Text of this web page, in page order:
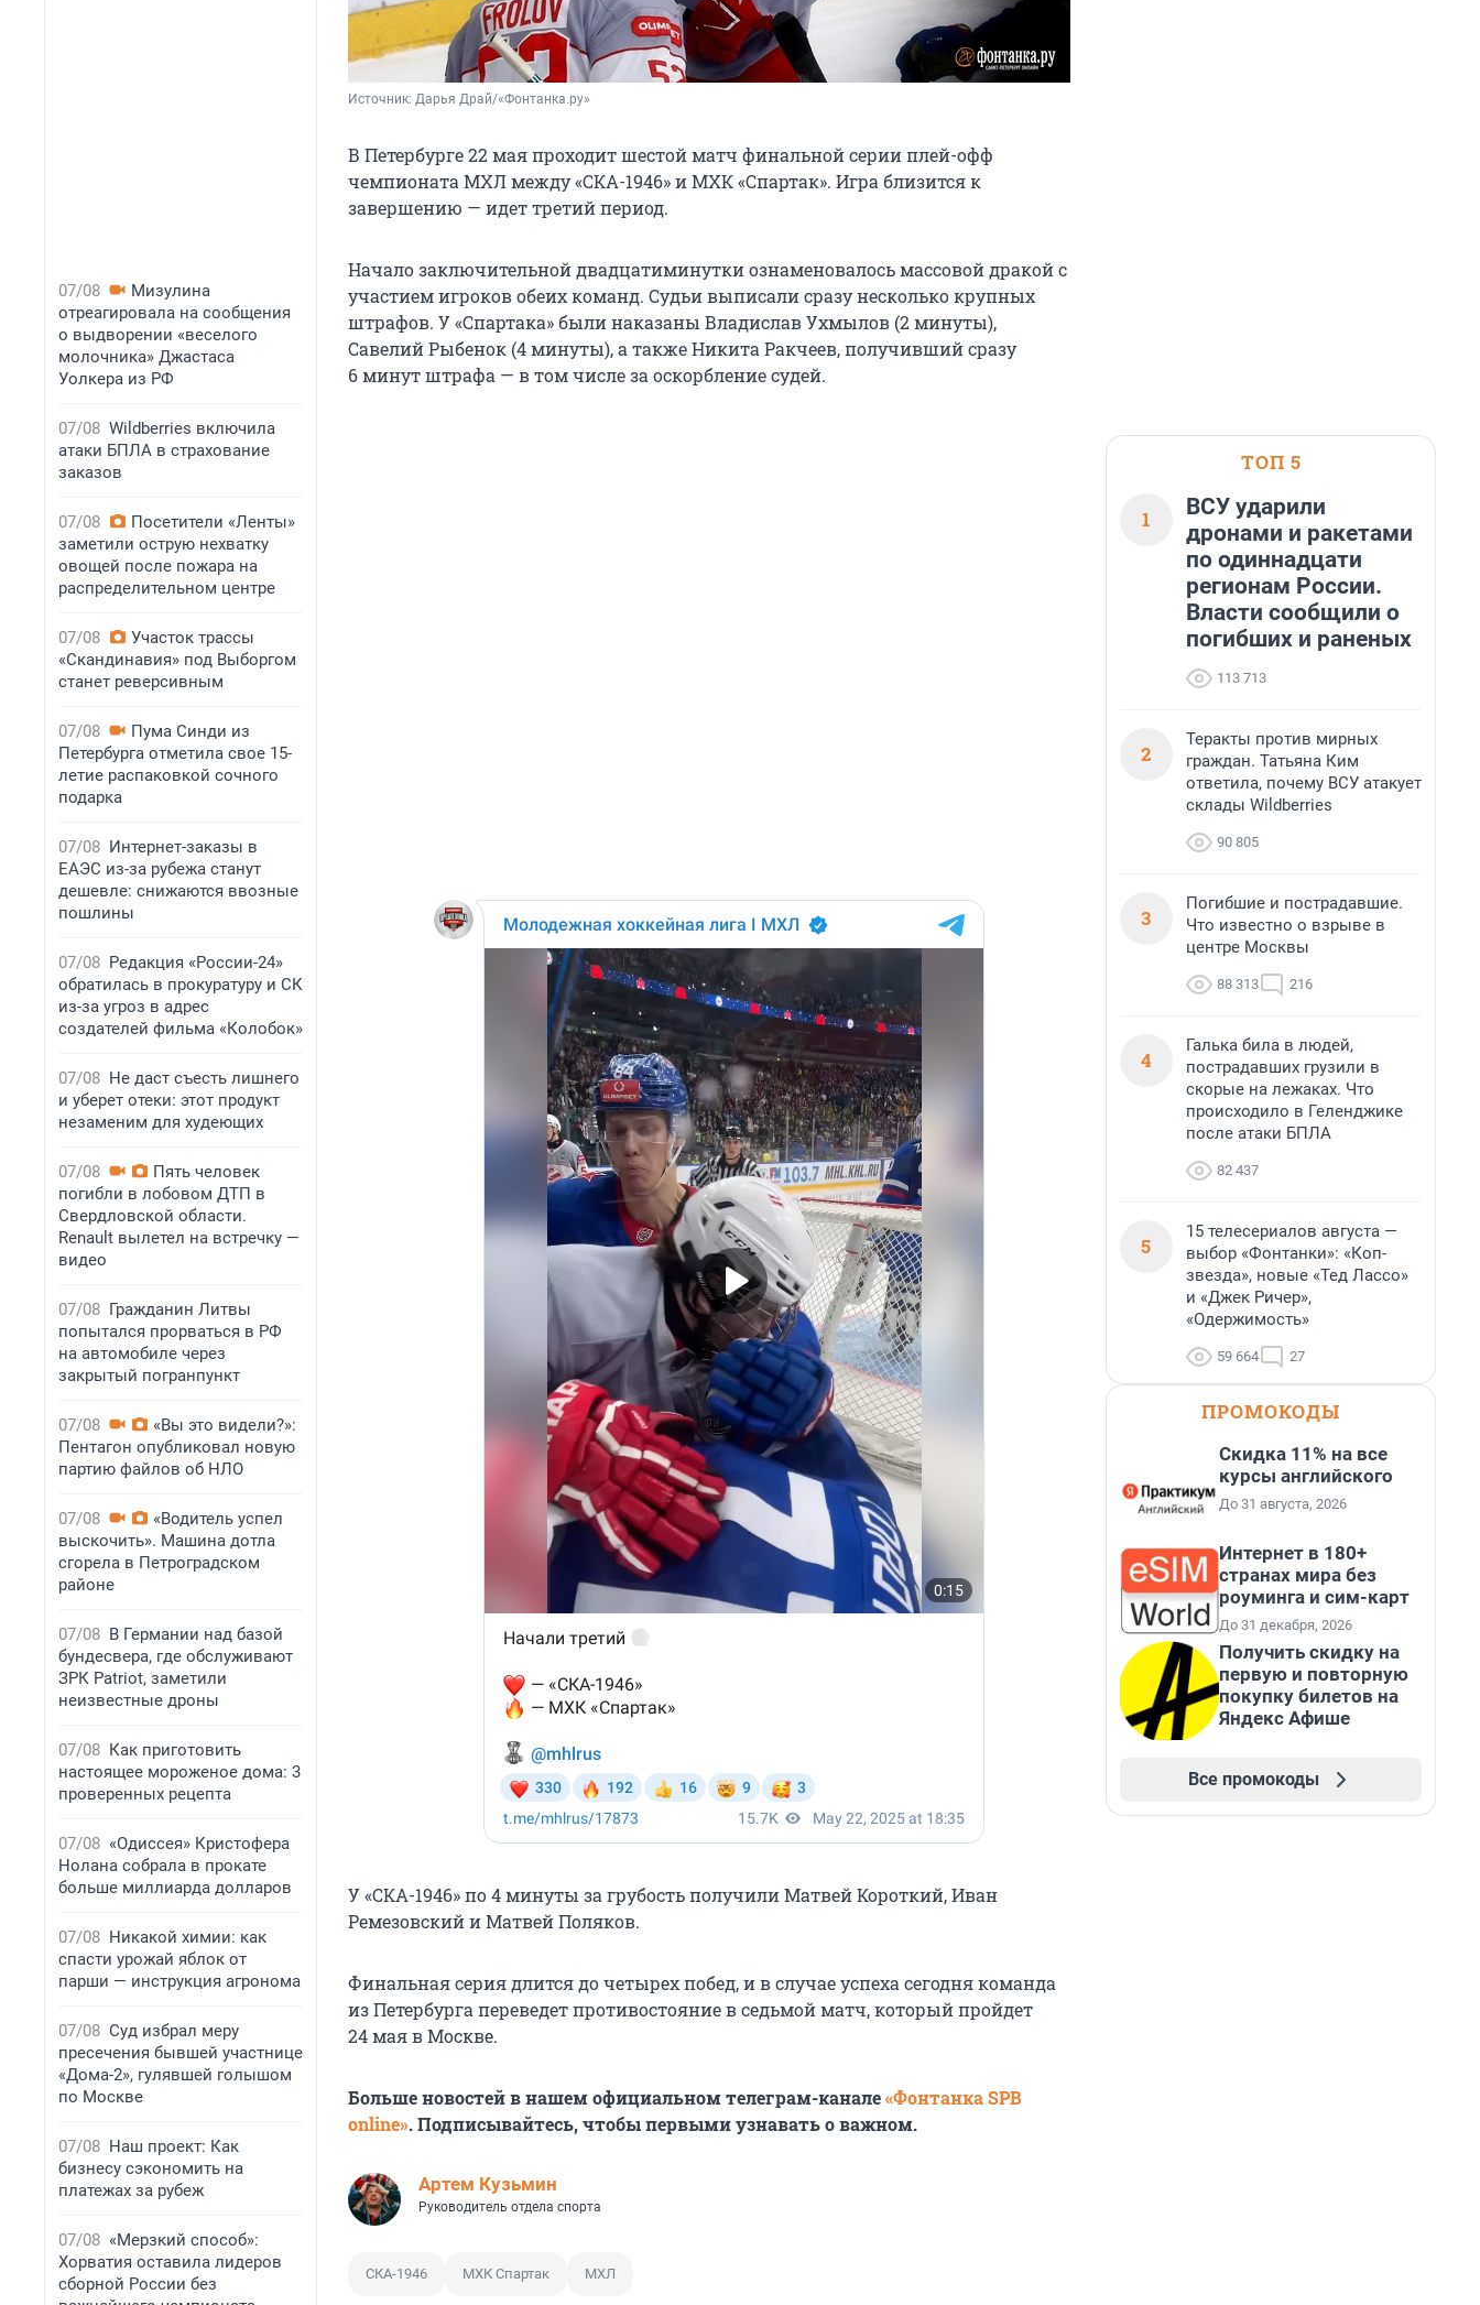
07/08
Мизулина
отреагировала на сообщения
о выдворении «веселого
молочника» Джастаса
Уолкера из РФ
07/08 Wildberries включила
атаки БПЛА в страхование
заказов
07/08
Посетители «Ленты»
заметили острую нехватку
овощей после пожара на
распределительном центре
07/08
Участок трассы
«Скандинавия» под Выборгом
станет реверсивным
07/08
Пума Синди из
Петербурга отметила свое 15-
летие распаковкой сочного
подарка
07/08 Интернет-заказы в
ЕАЭС из-за рубежа станут
дешевле: снижаются ввозные
пошлины
07/08 Редакция «России-24»
обратилась в прокуратуру и СК
из-за угроз в адрес
создателей фильма «Колобок»
07/08 Не даст съесть лишнего
и уберет отеки: этот продукт
незаменим для худеющих
07/08
Пять человек
погибли в лобовом ДТП в
Свердловской области.
Renault вылетел на встречку —
видео
07/08 Гражданин Литвы
попытался прорваться в РФ
на автомобиле через
закрытый погранпункт
07/08
«Вы это видели?»:
Пентагон опубликовал новую
партию файлов об НЛО
07/08
«Водитель успел
выскочить». Машина дотла
сгорела в Петроградском
районе
07/08 В Германии над базой
бундесвера, где обслуживают
ЗРК Patriot, заметили
неизвестные дроны
07/08 Как приготовить
настоящее мороженое дома: 3
проверенных рецепта
07/08 «Одиссея» Кристофера
Нолана собрала в прокате
больше миллиарда долларов
07/08 Никакой химии: как
спасти урожай яблок от
парши — инструкция агронома
07/08 Суд избрал меру
пресечения бывшей участнице
«Дома-2», гулявшей голышом
по Москве
07/08 Наш проект: Как
бизнесу сэкономить на
платежах за рубеж
07/08 «Мерзкий способ»:
Хорватия оставила лидеров
сборной России без
Источник: Дарья Драй/«Фонтанка.ру»
В Петербурге 22 мая проходит шестой матч финальной серии плей-офф
чемпионата МХЛ между «СКА-1946» и МХК «Спартак». Игра близится к
завершению — идет третий период.
Начало заключительной двадцатиминутки ознаменовалось массовой дракой с
участием игроков обеих команд. Судьи выписали сразу несколько крупных
штрафов. У «Спартака» были наказаны Владислав Ухмылов (2 минуты),
Савелий Рыбенок (4 минуты), а также Никита Ракчеев, получивший сразу
6 минутштрафа — в том числе за оскорбление судей.
У «СКА-1946» по 4 минуты за грубость получили Матвей Короткий, Иван
Ремезовский и Матвей Поляков.
Финальная серия длится до четырех побед, и в случае успеха сегодня команда
из Петербурга переведет противостояние в седьмой матч, который пройдет
24 маяв Москве.
Больше новостей в нашем официальном телеграм-канале«Фонтанка SPB
online». Подписывайтесь, чтобы первыми узнавать о важном.
Артем Кузьмин
Руководитель отдела спорта
СКА-1946 МХК Спартак МХЛ
ТОП 5
1
ВСУ ударили
дронами и ракетами
по одиннадцати
регионам России.
Власти сообщили о
погибших и раненых
113 713
2
Теракты против мирных
граждан. Татьяна Ким
ответила, почему ВСУ атакует
склады Wildberries
90 805
3
Погибшие и пострадавшие.
Что известно о взрыве в
центре Москвы
88 313 216
4
Галька била в людей,
пострадавших грузили в
скорые на лежаках. Что
происходило в Геленджике
после атаки БПЛА
82 437
5
15 телесериалов августа —
выбор «Фонтанки»: «Коп-
звезда», новые «Тед Лассо»
и «Джек Ричер»,
«Одержимость»
59 664 27
ПРОМОКОДЫ
Скидка 11% на все
курсы английского
До 31 августа, 2026
Интернет в 180+
странах мира без
роуминга и сим-карт
До 31 декабря, 2026
Получить скидку на
первую и повторную
покупку билетов на
Яндекс Афише
Все промокоды